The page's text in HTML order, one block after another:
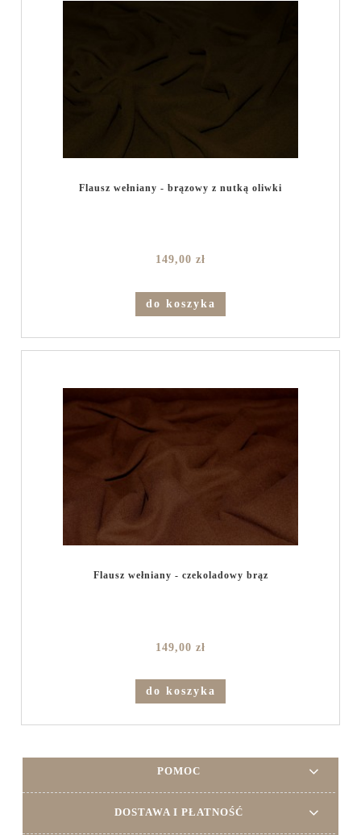
Flausz wełniany - brązowy z nutką oliwki
149,00 zł
do koszyka
Flausz wełniany - czekoladowy brąz
149,00 zł
do koszyka
POMOC
DOSTAWA I PŁATNOŚĆ